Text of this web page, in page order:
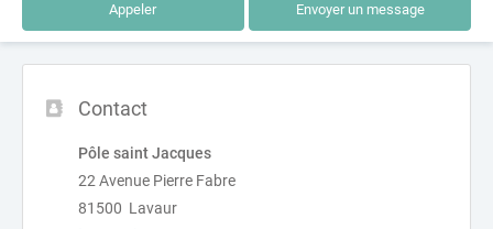
Appeler Envoyer un message
Contact
Pôle saint Jacques
22 Avenue Pierre Fabre
81500 Lavaur